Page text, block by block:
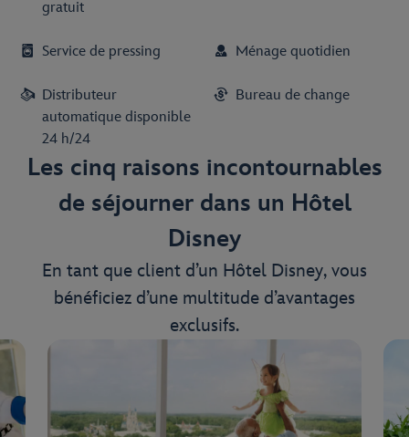
gratuit
Service de pressing Ménage quotidien
Distributeur
automatique disponible
24 h/24
Bureau de change
Les cinq raisons incontournables
de séjourner dans un Hôtel
Disney
En tant que client d’un Hôtel Disney, vous
bénéficiez d’une multitude d’avantages
exclusifs.